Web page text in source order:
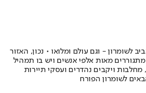
לשומרון - וגם עולם ומלואו • נכון, האזור
מאות אלפי אנשים ויש בו תמהיל
ויקבים נהדרים ועסקי תיירות
לשומרון הפורח